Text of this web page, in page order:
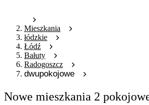
Mieszkania
łódzkie
Łódź
Bałuty
Radogoszcz
dwupokojowe
Nowe mieszkania 2